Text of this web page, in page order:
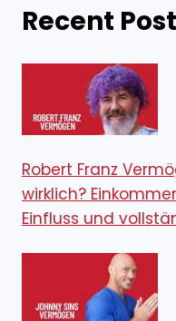
Recent
Robert Franz
wirklich?
Einfluss und